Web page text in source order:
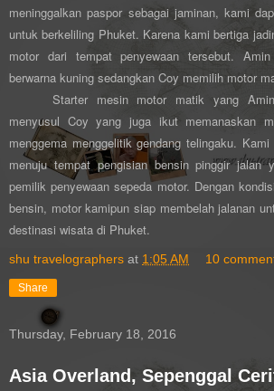
meninggalkan paspor sebagai jaminan, kami
untuk berkeliling Phuket. Karena kami bertiga
motor dari tempat penyewaan tersebut.
berwarna kuning sedangkan Coy memilih motor
Starter mesin motor matik yang
menyusul Coy yang juga ikut memanaskan
menggema menggelitik gendang telingaku.
menuju tempat pengisian bensin pinggir jalan
pemilik penyewaan sepeda motor. Dengan
bensin, motor kamipun siap membelah jalanan
destinasi wisata di Phuket.
shu travelographers at 1:05 AM 10
Share
Thursday, February 18, 2016
Asia Overland, Sepenggal